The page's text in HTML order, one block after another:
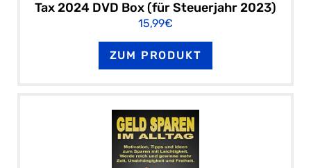
Tax 2024 DVD Box (für Steuerjahr 2023)
15,99€
ZUM PRODUKT